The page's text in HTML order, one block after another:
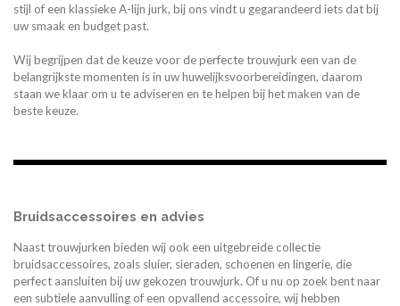
stijl of een klassieke A-lijn jurk, bij ons vindt u gegarandeerd iets dat bij
uw smaak en budget past.
Wij begrijpen dat de keuze voor de perfecte trouwjurk een van de
belangrijkste momenten is in uw huwelijksvoorbereidingen, daarom
staan we klaar om u te adviseren en te helpen bij het maken van de
beste keuze.
Bruidsaccessoires en advies
Naast trouwjurken bieden wij ook een uitgebreide collectie
bruidsaccessoires, zoals sluier, sieraden, schoenen en lingerie, die
perfect aansluiten bij uw gekozen trouwjurk. Of u nu op zoek bent naar
een subtiele aanvulling of een opvallend accessoire, wij hebben